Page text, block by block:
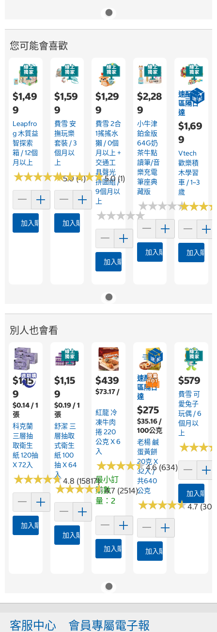
您可能會喜歡
$1,49
9
Leapfro
G 木質益
智探索
箱 / 12個
月以上
★★★★★
★★★★★5.0 (4)
加入購物車
$1,59
9
費雪 安
撫玩樂
套裝 / 3
個月以
上
★★★★★
★★★★★5.0 (1)
加入購物車
$1,29
9
費雪 2合
1搖搖水
獺 / 0個
月以上 +
交通工
具聲光
拼圖組 /
9個月以
上
★★★★★
★★★★★
加入購物車
$2,28
9
小牛津
鉑金版
64G奶
茶牛點
讀筆/音
樂充電
筆座典
藏版
★★★★★
★★★★★
加入購物車
速配限
區隔日
達
$1,69
9
Vtech
歡樂積
木學習
車 / 1~3
歲
★★★
★★★
加入購物
別人也會看
$1,15
9
$0.14 / 1
張
科克蘭
三層抽
取衛生
紙 120抽
X 72入
★★★★★
★★★★★4.8 (15817)
加入購物車
$1,15
9
$0.19 / 1
張
舒潔 三
層抽取
式衛生
紙 100
抽 X 64
入
★★★★★
★★★★★4.7 (2514)
加入購物車
$439
$73.17 /
紅龍 冷
凍牛肉
捲 220
公克 X 6
入
★★★★★
★★★★★4.6 (634)
最小訂
購數
量：2
加入購物車
速配限
區隔日
達
$275
$35.16 /
100公克
老楊 鹹
蛋黃餅
20克 X
32入 /
共640
公克
★★★★★
★★★★★4.7
加入購物車
$579
費雪 可
愛兔子
玩偶 / 6
個月以
上
★★★
★★★
加入購物
客服中心 會員專屬電子報